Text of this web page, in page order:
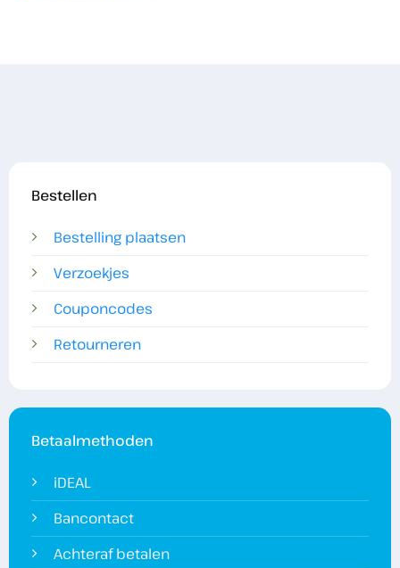
Bestellen
Bestelling plaatsen
Verzoekjes
Couponcodes
Retourneren
Betaalmethoden
iDEAL
Bancontact
Achteraf betalen